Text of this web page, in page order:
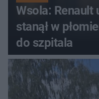
Wsola: Renault
stanął w
do szpitala